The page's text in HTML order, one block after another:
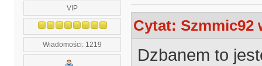
VIP
Wiadomości: 1219
Cytat: Szmmic92
Dzbanem to